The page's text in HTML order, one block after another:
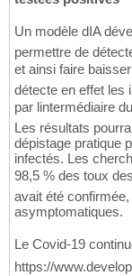
Un modèle dIA
permettre de
et ainsi faire
détecte en effet les
par lintermédiaire
Les résultats
dépistage pratique
infectés. Les
98,5 % des toux
avait été
asymptomatiques.
Le Covid-19
https://